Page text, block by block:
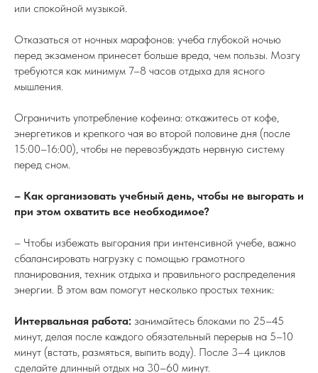
или спокойной музыкой.
Отказаться от ночных марафонов: учеба глубокой ночью
перед экзаменом принесет больше вреда, чем пользы. Мозгу
требуются как минимум 7–8 часов отдыха для ясного
мышления.
Ограничить употребление кофеина: откажитесь от кофе,
энергетиков и крепкого чая во второй половине дня (после
15:00–16:00), чтобы не перевозбуждать нервную систему
перед сном.
– Как организовать учебный день, чтобы не выгорать и
при этом охватить все необходимое?
– Чтобы избежать выгорания при интенсивной учебе, важно
сбалансировать нагрузку с помощью грамотного
планирования, техник отдыха и правильного распределения
энергии. В этом вам помогут несколько простых техник:
Интервальная работа: занимайтесь блоками по 25–45
минут, делая после каждого обязательный перерыв на 5–10
минут (встать, размяться, выпить воду). После 3–4 циклов
сделайте длинный отдых на 30–60 минут.